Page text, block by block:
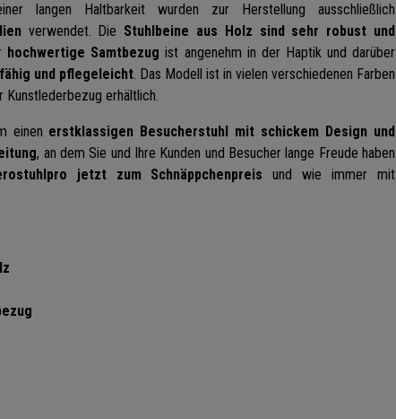
langen Haltbarkeit wurden zur Herstellung ausschließlich
verwendet. Die Stuhlbeine aus Holz sind sehr robust und
hochwertige Samtbezugist angenehm in der Haptik und darüber
und pflegeleicht. Das Modell ist in vielen verschiedenen Farben
erhältlich.
einen erstklassigen Besucherstuhl mit schickem Design und
, an dem Sie und Ihre Kunden und Besucher lange Freude haben
jetzt zum Schnäppchenpreis und wie immer mit